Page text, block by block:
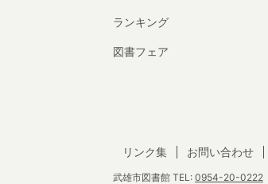
ランキング
図書フェア
武雄市図書館 TEL: 0954-20-0222
リンク集 お問い合わせ